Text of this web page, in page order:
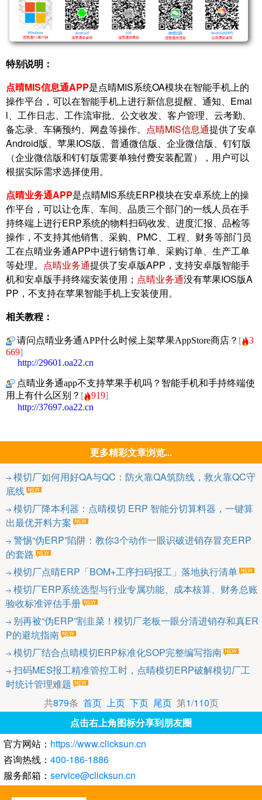
特别说明：
点晴MIS信息通APP是点晴MIS系统OA模块在智能手机上的
操作平台，可以在智能手机上进行新信息提醒、通知、Emai
l、工作日志、工作流审批、公文收发、客户管理、云考勤、
备忘录、车辆预约、网盘等操作。 点晴MIS信息通提供了安卓
Android版、苹果IOS版、普通微信版、企业微信版、钉钉版
（企业微信版和钉钉版需要单独付费安装配置），用户可以
根据实际需求选择使用。
点晴业务通APP是点晴MIS系统ERP模块在安卓系统上的操
作平台，可以让仓库、车间、品质三个部门的一线人员在手
持终端上进行ERP系统的物料扫码收发、进度汇报、品检等
操作，不支持其他销售、采购、PMC、工程、财务等部门员
工在点晴业务通APP中进行销售订单、采购订单、生产工单
等处理。 点晴业务通提供了安卓版APP，支持安卓版智能手
机和安卓版手持终端安装使用； 点晴业务通没有苹果IOS版A
PP，不支持在苹果智能手机上安装使用。
相关教程：
请问点晴业务通APP什么时候上架苹果AppStore商店？ [
3
669]
http://29601.oa22.cn
点晴业务通app不支持苹果手机吗？智能手机和手持终端使
用上有什么区别？ [ 919]
http://37697.oa22.cn
更多精彩文章浏览...
模切厂如何用好QA与QC：防火靠QA筑防线，救火靠QC守
底线
模切厂降本利器：点晴模切 ERP 智能分切算料器，一键算
出最优开料方案
警惕“伪ERP”陷阱：教你3个动作一眼识破进销存冒充ERP
的套路
模切厂点晴ERP「BOM+工序扫码报工」落地执行清单
模切厂ERP系统选型与行业专属功能、成本核算、财务总账
验收标准评估手册
别再被“伪ERP”割韭菜！模切厂老板一眼分清进销存和真ER
P的避坑指南
模切厂结合点晴模切ERP标准化SOP完整编写指南
扫码MES报工精准管控工时，点晴模切ERP破解模切厂工
时统计管理难题
共879条 首页 上页 下页 尾页第1/110页
点击右上角图标分享到朋友圈
官方网站： https://www.clicksun.cn
咨询热线： 400-186-1886
服务邮箱： service@clicksun.cn